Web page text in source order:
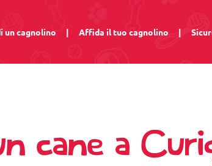
un cagnolino | Affida il tuo cagnolino |
cane a